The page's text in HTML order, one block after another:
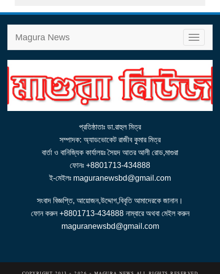
T
o
g
g
l
g
a
t
i
o
n
Magura News
প্রতিষ্ঠাতাঃ ডা.রাহুল মিত্র
সম্পাদক: অ্যাডভোকেট রাজীব কুমার মিত্র
বার্তা ও বানিজ্যিক কার্যালয়ঃ সৈয়দ আতর আলী রোড,মাগুরা
ফোনঃ +8801713-434888
ই-মেইলঃ maguranewsbd@gmail.com
সংবাদ বিজ্ঞপ্তি, আয়োজন,উদ্দোগ,বিবৃতি আমাদেরকে জানান।
ফোন করুন +8801713-434888 নাম্বারে অথবা মেইল করুন
maguranewsbd@gmail.com